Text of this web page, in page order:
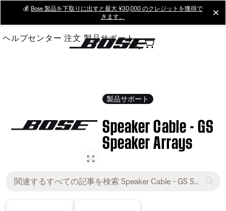
Main
💰 Bose 製品を下取りに出すと最大 ¥30,000 のクレジットを獲得で
きます。
ヘルプセンター 注文 製品サポート
製品サポート
Speaker Cable - GS
Speaker Arrays